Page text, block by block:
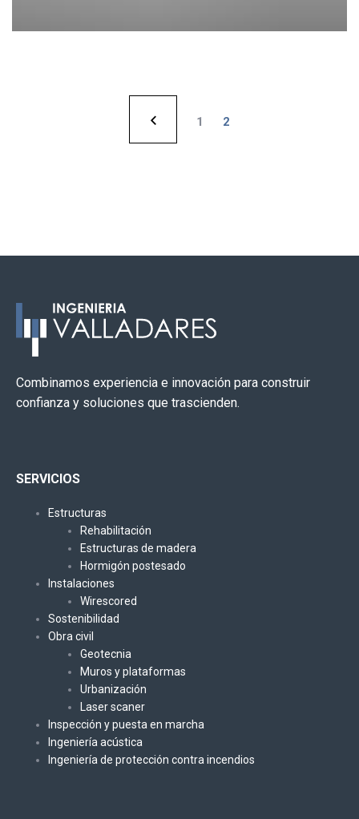
1 2
Combinamos experiencia e innovación para construir
confianza y soluciones que trascienden.
SERVICIOS
Estructuras
Rehabilitación
Estructuras de madera
Hormigón postesado
Instalaciones
Wirescored
Sostenibilidad
Obra civil
Geotecnia
Muros y plataformas
Urbanización
Laser scaner
Inspección y puesta en marcha
Ingeniería acústica
Ingeniería de protección contra incendios